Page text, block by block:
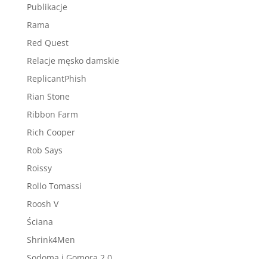
Publikacje
Rama
Red Quest
Relacje męsko damskie
ReplicantPhish
Rian Stone
Ribbon Farm
Rich Cooper
Rob Says
Roissy
Rollo Tomassi
Roosh V
Ściana
Shrink4Men